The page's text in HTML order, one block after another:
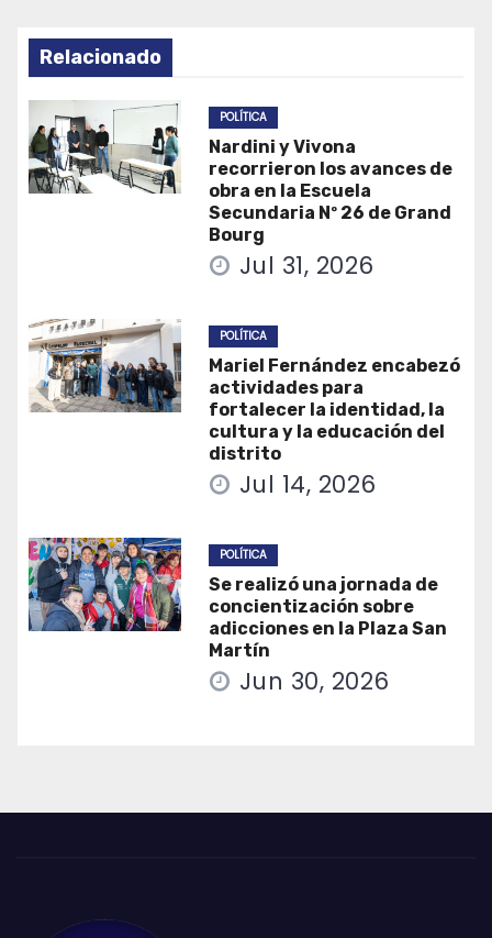
Relacionado
POLÍTICA
Nardini y Vivona
recorrieron los avances de
obra en la Escuela
Secundaria Nº 26 de Grand
Bourg
Jul 31, 2026
POLÍTICA
Mariel Fernández encabezó
actividades para
fortalecer la identidad, la
cultura y la educación del
distrito
Jul 14, 2026
POLÍTICA
Se realizó una jornada de
concientización sobre
adicciones en la Plaza San
Martín
Jun 30, 2026